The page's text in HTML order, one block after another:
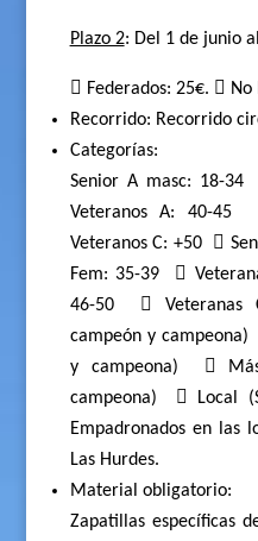
Plazo 2: Del 1 de junio
 Federados: 25€.  No
Recorrido: Recorrido
Categorías:
Senior A masc: 18-34
Veteranos A: 40-45
Veteranos C: +50

Fem: 35-39

46-50
 Veteranas
campeón y campeona)
y campeona)

campeona)
 Local
Empadronados en las
Las Hurdes.
Material obligatorio:
Zapatillas específicas